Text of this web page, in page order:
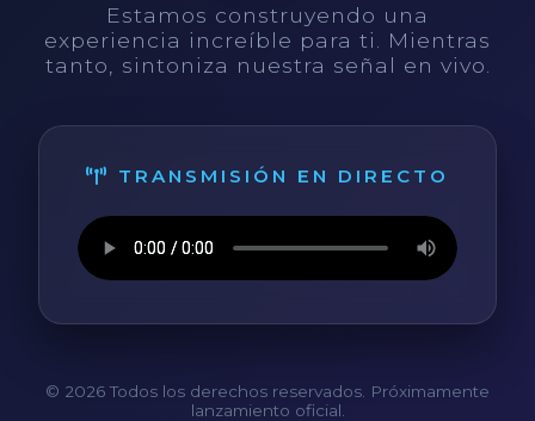
Estamos construyendo una
experiencia increíble para ti. Mientras
tanto, sintoniza nuestra señal en vivo.
TRANSMISIÓN EN DIRECTO
© 2026 Todos los derechos reservados. Próximamente
lanzamiento oficial.